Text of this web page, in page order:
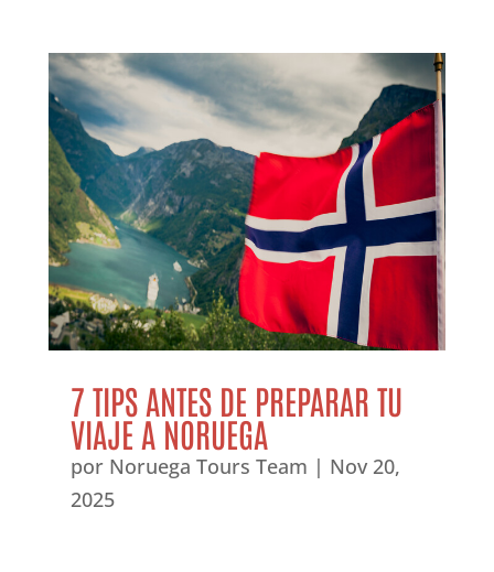
7 TIPS ANTES DE PREPARAR TU
VIAJE A NORUEGA
por Noruega Tours Team | Nov 20,
2025